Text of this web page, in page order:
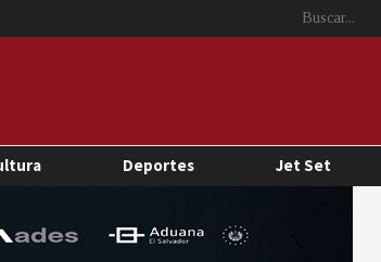
Deportes Jet Set